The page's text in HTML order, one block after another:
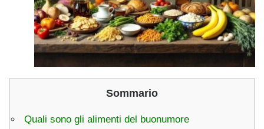
Sommario
Quali sono gli alimenti del buonumore